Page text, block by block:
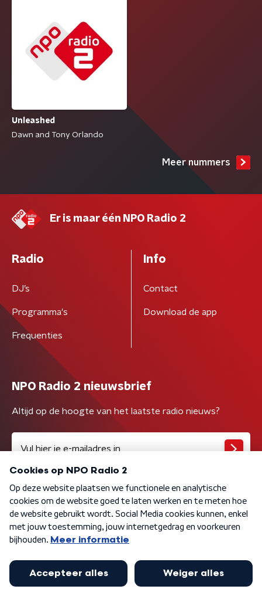
Unleashed
Dawn and Tony Orlando
Meer nummers
Er is maar één NPO Radio 2
Radio
DJ’s
Programma's
Frequenties
Info
Contact
Download de app
NPO Radio 2 nieuwsbrief
Altijd op de hoogte van het laatste radio nieuws?
Algemene voorwaarden